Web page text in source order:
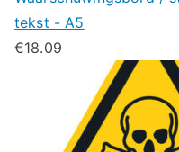
tekst - A5
€18.09